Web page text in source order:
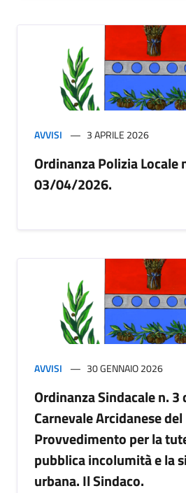
AVVISI 3 APRILE 2026
Ordinanza Polizia Locale
03/04/2026.
AVVISI 30 GENNAIO 2026
Ordinanza Sindacale n.
Carnevale Arcidanese
Provvedimento per la
pubblica incolumità e la
urbana. Il Sindaco.